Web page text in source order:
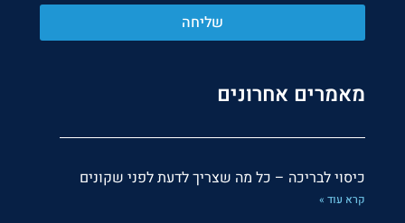
מאמרים אחרונים
כיסוי לבריכה – כל מה שצריך לדעת לפני שקונים
קרא עוד »
שליחה